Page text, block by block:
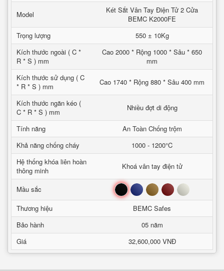
Model
Két Sắt Vân Tay Điện Tử 2 Cửa
BEMC K2000FE
Trọng lượng
550 ± 10Kg
Kích thước ngoài ( C *
R * S ) mm
Cao 2000 * Rộng 1000 * Sâu * 650
mm
Kích thước sử dụng ( C
* R * S ) mm
Cao 1740 * Rộng 880 * Sâu 400 mm
Kích thước ngăn kéo (
C * R * S ) mm
Nhiều đợt di động
Tính năng
An Toàn Chống trộm
Khả năng chống cháy
1000 - 1200°C
Hệ thống khóa liên hoàn
thông minh
Khoá vân tay điện tử
Mầu sắc Đen Xanh Nâu Đỏ Trắng
Thương hiệu
BEMC Safes
Bảo hành
05 năm
Giá
32,600,000 VNĐ